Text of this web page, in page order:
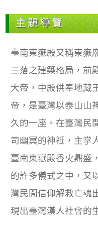
主題導覽
臺南東嶽殿又稱東嶽
三落之建築格局，前
大帝，中殿供奉地藏
帝，是臺灣以泰山山
久的一座。在臺灣民
司幽冥的神祇，主掌
臺南東嶽殿香火鼎盛
的許多儀式之中，又
灣民間信仰解救亡魂
現出臺灣漢人社會的